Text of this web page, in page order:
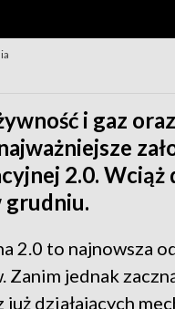
i gaz
2.0. Wciąż
grudniu.
2.0 to najnowsza
Zanim jednak
już działających